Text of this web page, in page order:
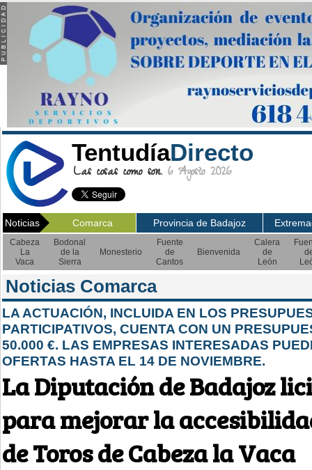
TentudíaDirecto
Las cosas como son. 6 Agosto 2026
Noticias Comarca Provincia de Badajoz
Cabeza
La
Vaca
Bodonal
de la
Sierra
Monesterio
Fuente
de
Cantos
Bienvenida
Calera
de
León
Noticias Comarca
LA ACTUACIÓN, INCLUIDA EN LOS
PARTICIPATIVOS, CUENTA CON UN
50.000 €. LAS EMPRESAS INTERESADAS
OFERTAS HASTA EL 14 DE NOVIEMBRE.
La Diputación de Badajoz
para mejorar la
de Toros de Cabeza la Vaca